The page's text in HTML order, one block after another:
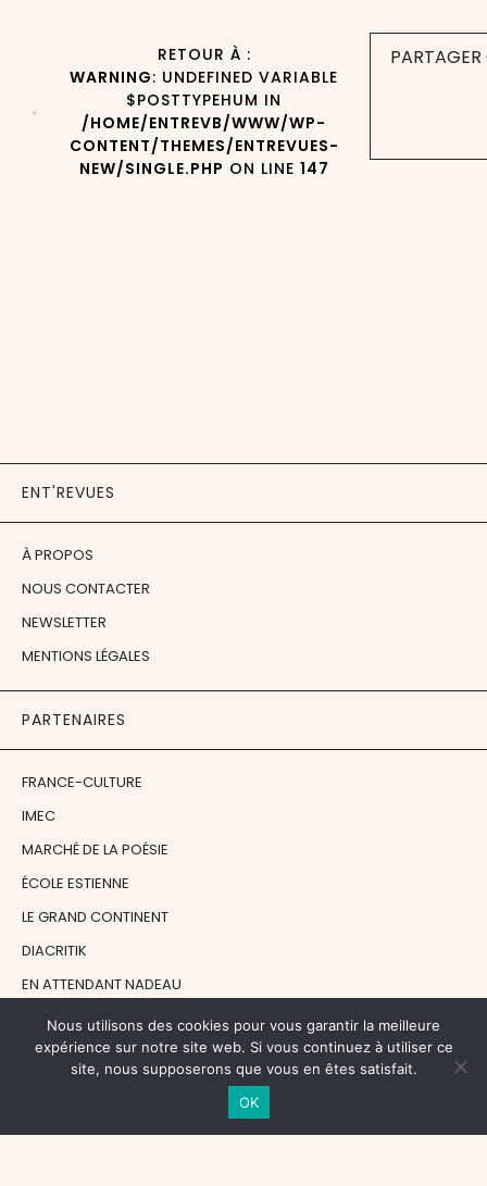
RETOUR À :
WARNING: UNDEFINED VARIABLE
$POSTTYPEHUM IN
/HOME/ENTREVB/WWW/WP-
CONTENT/THEMES/ENTREVUES-
NEW/SINGLE.PHP ON LINE 147
ENT'REVUES
À PROPOS
NOUS CONTACTER
NEWSLETTER
MENTIONS LÉGALES
PARTENAIRES
FRANCE-CULTURE
IMEC
MARCHÉ DE LA POÉSIE
ÉCOLE ESTIENNE
LE GRAND CONTINENT
DIACRITIK
EN ATTENDANT NADEAU
NOS SOUTIENS
Nous utilisons des cookies pour vous garantir la meilleure
expérience sur notre site web. Si vous continuez à utiliser ce
site, nous supposerons que vous en êtes satisfait.
OK